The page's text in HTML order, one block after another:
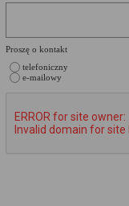
Proszę o kontakt
telefoniczny
e-mailowy